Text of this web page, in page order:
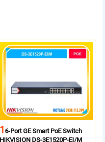
16-Port GE Smart PoE Switch
HIKVISION DS-3E1520P-EI/M